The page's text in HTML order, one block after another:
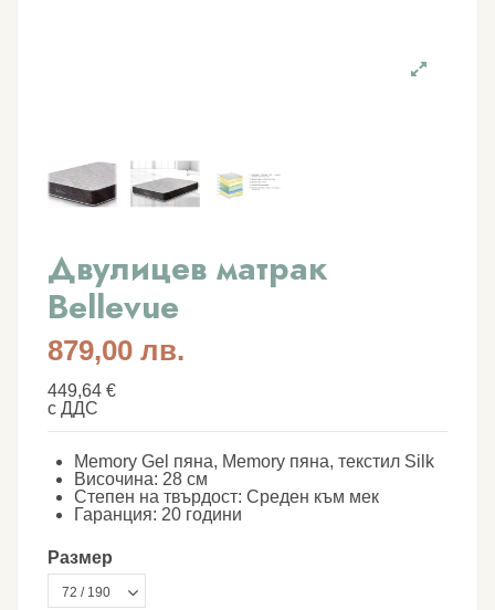
Двулицев матрак
Bellevue
879,00 лв.
449,64 €
с ДДС
Memory Gel пяна, Memory пяна, текстил Silk
Височина: 28 см
Степен на твърдост: Среден към мек
Гаранция: 20 години
Размер